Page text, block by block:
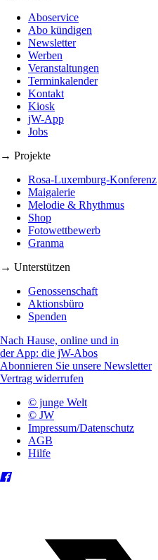
Aboservice
Abo kündigen
Newsletter
Werben
Veranstaltungen
Terminkalender
Kontakt
Kiosk
jW-App
Jobs
→ Projekte
Rosa-Luxemburg-Konferenz
Maigalerie
Melodie & Rhythmus
Shop
Fotowettbewerb
Granma
→ Unterstützen
Genossenschaft
Aktionsbüro
Spenden
Nach Hause, online und in
der App: die jW-Abos
Abonnieren Sie unsere Newsletter
Vertrag widerrufen
© junge Welt
© JW
Impressum/Datenschutz
AGB
Hilfe